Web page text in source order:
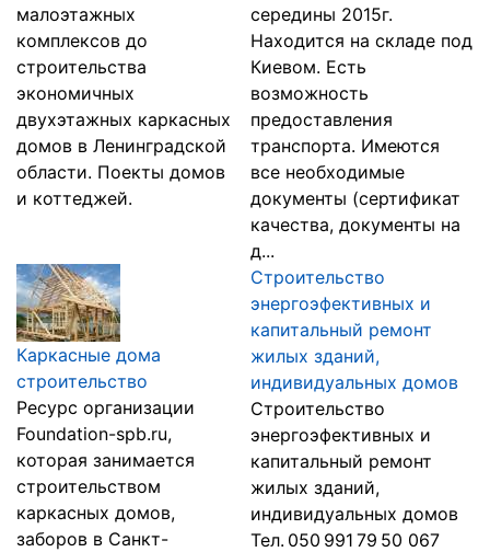
малоэтажных
комплексов до
строительства
экономичных
двухэтажных каркасных
домов в Ленинградской
области. Поекты домов
и коттеджей.
середины 2015г.
Находится на складе под
Киевом. Есть
возможность
предоставления
транспорта. Имеются
все необходимые
документы (сертификат
качества, документы на
д...
Каркасные дома
строительство
Ресурс организации
Foundation-spb.ru,
которая занимается
строительством
каркасных домов,
заборов в Санкт-
Строительство
энергоэфективных и
капитальный ремонт
жилых зданий,
индивидуальных домов
Строительство
энергоэфективных и
капитальный ремонт
жилых зданий,
индивидуальных домов
Тел. 050 991 79 50 067